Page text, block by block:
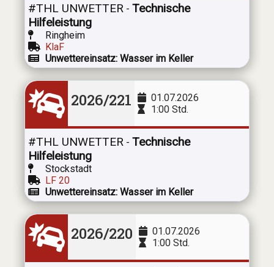
#THL UNWETTER - Technische
Hilfeleistung
Ringheim
KlaF
Unwettereinsatz: Wasser im Keller
2026/221
01.07.2026
1:00 Std.
#THL UNWETTER - Technische
Hilfeleistung
Stockstadt
LF 20
Unwettereinsatz: Wasser im Keller
2026/220
01.07.2026
1:00 Std.